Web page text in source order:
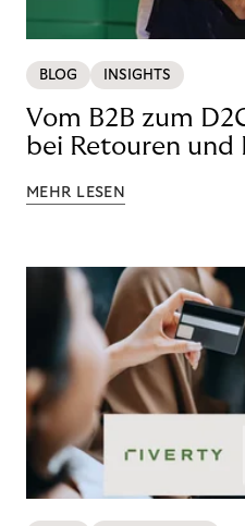
BLOG INSIGHTS
Vom B2B zum
bei Retouren und
MEHR LESEN